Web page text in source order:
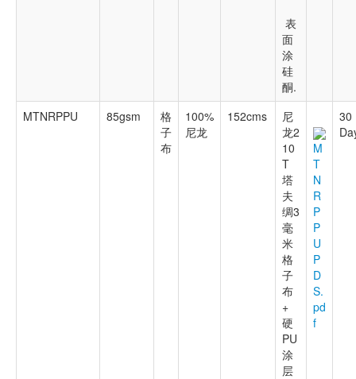
表
面
涂
硅
酮.
MTNRPPU 85gsm
格
子
布
100%
尼龙
152cms
尼
龙2
10
T
塔
夫
绸3
毫
米
格
子
布
+
硬
PU
涂
层
M
T
N
R
P
P
U
P
D
S.
pd
f
30